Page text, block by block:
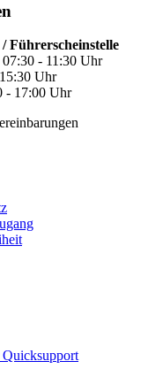
Führerscheinstelle
- 11:30 Uhr
Uhr
- 17:00 Uhr